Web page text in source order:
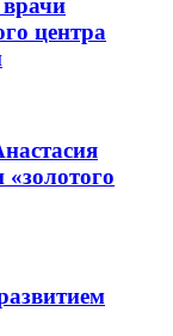
центра